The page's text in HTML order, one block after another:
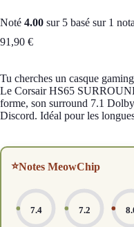
Noté 4.00 sur 5 basé sur 1
91,90 €
Tu cherches un casque
Le Corsair HS65
forme, son surround 7.1
Discord. Idéal pour les
⭐Notes MeowChip
7.4 7.2